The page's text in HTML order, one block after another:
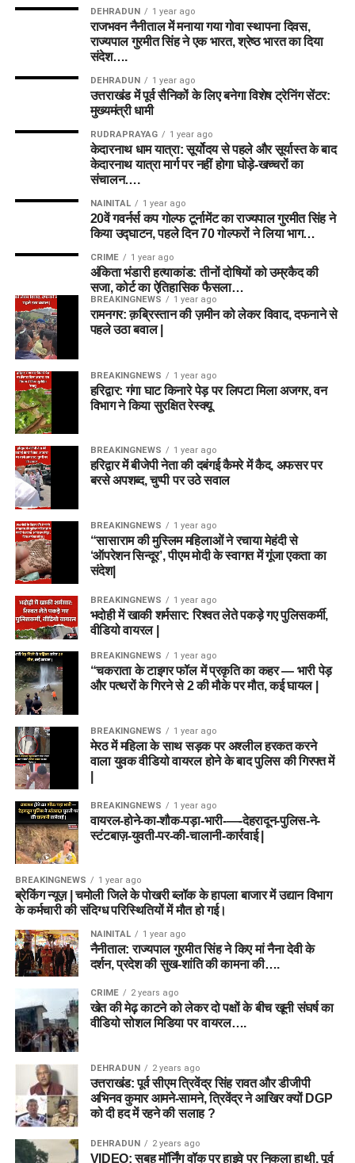
DEHRADUN 1 year ago
राजभवन नैनीताल में मनाया गया गोवा स्थापना दिवस,
राज्यपाल गुरमीत सिंह ने एक भारत, श्रेष्ठ भारत का दिया
संदेश….
DEHRADUN 1 year ago
उत्तराखंड में पूर्व सैनिकों के लिए बनेगा विशेष ट्रेनिंग सेंटर:
मुख्यमंत्री धामी
RUDRAPRAYAG 1 year ago
केदारनाथ धाम यात्रा: सूर्योदय से पहले और सूर्यास्त के बाद
केदारनाथ यात्रा मार्ग पर नहीं होगा घोड़े-खच्चरों का
संचालन….
NAINITAL 1 year ago
20वें गवर्नर्स कप गोल्फ टूर्नामेंट का राज्यपाल गुरमीत सिंह ने
किया उद्घाटन, पहले दिन 70 गोल्फरों ने लिया भाग…
CRIME 1 year ago
अंकिता भंडारी हत्याकांड: तीनों दोषियों को उम्रकैद की
सजा, कोर्ट का ऐतिहासिक फैसला…
BREAKINGNEWS 1 year ago
रामनगर: क़ब्रिस्तान की ज़मीन को लेकर विवाद, दफनाने से
पहले उठा बवाल |
BREAKINGNEWS 1 year ago
हरिद्वार: गंगा घाट किनारे पेड़ पर लिपटा मिला अजगर, वन
विभाग ने किया सुरक्षित रेस्क्यू
BREAKINGNEWS 1 year ago
हरिद्वार में बीजेपी नेता की दबंगई कैमरे में कैद, अफसर पर
बरसे अपशब्द, चुप्पी पर उठे सवाल
BREAKINGNEWS 1 year ago
“सासाराम की मुस्लिम महिलाओं ने रचाया मेहंदी से
‘ऑपरेशन सिन्दूर’, पीएम मोदी के स्वागत में गूंजा एकता का
संदेश|
BREAKINGNEWS 1 year ago
भदोही में खाकी शर्मसार: रिश्वत लेते पकड़े गए पुलिसकर्मी,
वीडियो वायरल |
BREAKINGNEWS 1 year ago
“चकराता के टाइगर फॉल में प्रकृति का कहर — भारी पेड़
और पत्थरों के गिरने से 2 की मौके पर मौत, कई घायल |
BREAKINGNEWS 1 year ago
मेरठ में महिला के साथ सड़क पर अश्लील हरकत करने
वाला युवक वीडियो वायरल होने के बाद पुलिस की गिरफ्त में
BREAKINGNEWS 1 year ago
वायरल-होने-का-शौक-पड़ा-भारी-—-देहरादून-पुलिस-ने-
स्टंटबाज़-युवती-पर-की-चालानी-कार्रवाई |
BREAKINGNEWS 1 year ago
ब्रेकिंग न्यूज़ | चमोली जिले के पोखरी ब्लॉक के हापला बाजार में उद्यान विभाग
के कर्मचारी की संदिग्ध परिस्थितियों में मौत हो गई।
NAINITAL 1 year ago
नैनीताल: राज्यपाल गुरमीत सिंह ने किए मां नैना देवी के
दर्शन, प्रदेश की सुख-शांति की कामना की….
CRIME 2 years ago
खेत की मेढ़ काटने को लेकर दो पक्षों के बीच खूनी संघर्ष का
वीडियो सोशल मिडिया पर वायरल….
DEHRADUN 2 years ago
उत्तराखंड: पूर्व सीएम त्रिवेंद्र सिंह रावत और डीजीपी
अभिनव कुमार आमने-सामने, त्रिवेंद्र ने आखिर क्यों DGP
को दी हद में रहने की सलाह ?
DEHRADUN 2 years ago
VIDEO: सुबह मॉर्निंग वॉक पर हाइवे पर निकला हाथी, पूर्व